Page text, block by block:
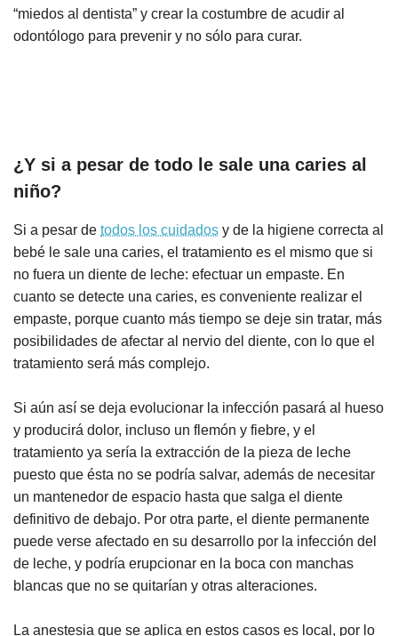
“miedos al dentista” y crear la costumbre de acudir al
odontólogo para prevenir y no sólo para curar.
¿Y si a pesar de todo le sale una caries al
niño?
Si a pesar de todos los cuidados y de la higiene correcta al
bebé le sale una caries, el tratamiento es el mismo que si
no fuera un diente de leche: efectuar un empaste. En
cuanto se detecte una caries, es conveniente realizar el
empaste, porque cuanto más tiempo se deje sin tratar, más
posibilidades de afectar al nervio del diente, con lo que el
tratamiento será más complejo.
Si aún así se deja evolucionar la infección pasará al hueso
y producirá dolor, incluso un flemón y fiebre, y el
tratamiento ya sería la extracción de la pieza de leche
puesto que ésta no se podría salvar, además de necesitar
un mantenedor de espacio hasta que salga el diente
definitivo de debajo. Por otra parte, el diente permanente
puede verse afectado en su desarrollo por la infección del
de leche, y podría erupcionar en la boca con manchas
blancas que no se quitarían y otras alteraciones.
La anestesia que se aplica en estos casos es local, por lo